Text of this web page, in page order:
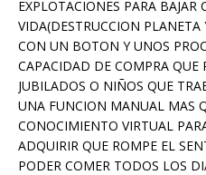
EXPLOTACIONES PARA BAJAR
VIDA(DESTRUCCION
CON UN BOTON Y UNOS
CAPACIDAD DE COMPRA QUE
JUBILADOS O NIÑOS QUE
UNA FUNCION MANUAL MAS
CONOCIMIENTO VIRTUAL
ADQUIRIR QUE ROMPE EL
PODER COMER TODOS LOS